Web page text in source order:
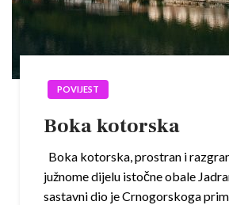
POVIJEST
Boka kotorska
Boka kotorska, prostran i
južnome dijelu istočne obale
sastavni dio je Crnogorskoga